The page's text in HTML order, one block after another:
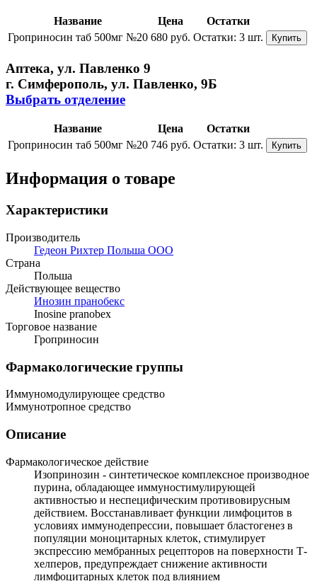
Название Цена
Остатки
Гроприносин таб 500мг №20 680 руб. Остатки: 3 шт. Купить
Аптека, ул. Павленко 9
г. Симферополь, ул. Павленко, 9Б
Выбрать отделение
Название Цена
Остатки
Гроприносин таб 500мг №20 746 руб. Остатки: 3 шт. Купить
Информация о товаре
Характеристики
Производитель
Гедеон Рихтер Польша ООО
Страна
Польша
Действующее вещество
Инозин пранобекс
Inosine pranobex
Торговое название
Гроприносин
Фармакологические группы
Иммуномодулирующее средство
Иммунотропное средство
Описание
Фармакологическое действие
Изопринозин - синтетическое комплексное производное
пурина, обладающее иммуностимулирующей
активностью и неспецифическим противовирусным
действием. Восстанавливает функции лимфоцитов в
условиях иммунодепрессии, повышает бластогенез в
популяции моноцитарных клеток, стимулирует
экспрессию мембранных рецепторов на поверхности Т-
хелперов, предупреждает снижение активности
лимфоцитарных клеток под влиянием